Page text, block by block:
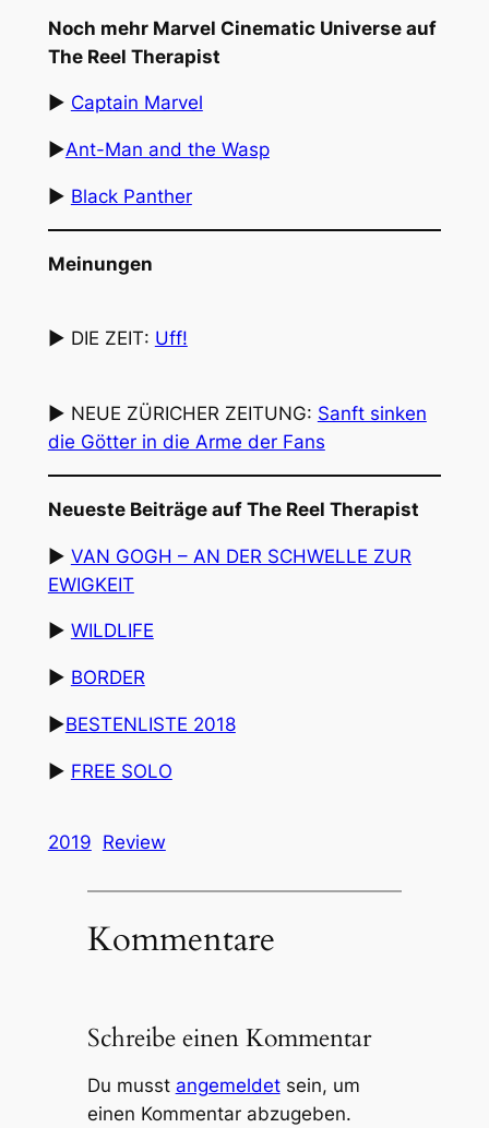
Noch mehr Marvel Cinematic Universe auf
The Reel Therapist
▶︎ Captain Marvel
▶︎Ant-Man and the Wasp
▶︎ Black Panther
Meinungen
▶︎ DIE ZEIT: Uff!
▶︎ NEUE ZÜRICHER ZEITUNG: Sanft sinken
die Götter in die Arme der Fans
Neueste Beiträge auf The Reel Therapist
▶︎ VAN GOGH – AN DER SCHWELLE ZUR
EWIGKEIT
▶︎ WILDLIFE
▶︎ BORDER
▶︎BESTENLISTE 2018
▶︎ FREE SOLO
2019 Review
Kommentare
Schreibe einen Kommentar
Du musst angemeldetsein, um
einen Kommentar abzugeben.